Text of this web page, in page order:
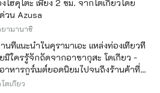
งโฮคุโตะ เพียง 2 ชม. จากโตเกียวโดย
วน Azusa
ยามานาชิ
นที่แนะนำในคุรามาเอะ แหล่งท่องเที่ยวที่
มีใครรู้จักถัดจากอาซากุสะ โตเกียว -
าหารกูร์เมต์ยอดนิยมไปจนถึงร้านค้าที่มี
ษณ์ -
ตเกียว